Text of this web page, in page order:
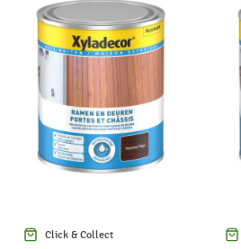
Click & Collect